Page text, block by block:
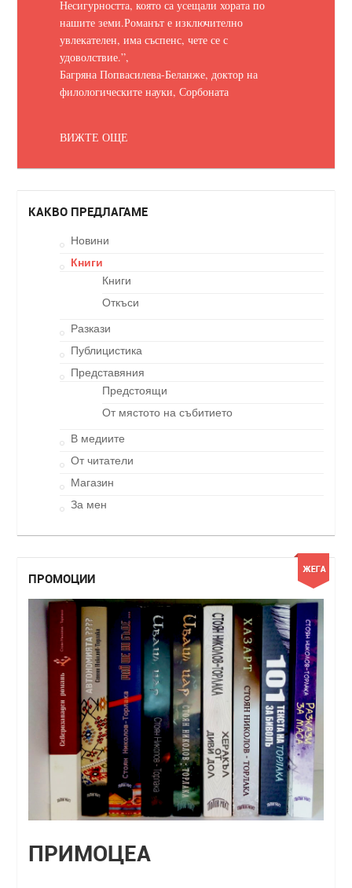
Несигурността, която са усещали хората по
нашите земи.Романът е изключително
увлекателен, има съспенс, чете се с
удоволствие.”,
Багряна Попвасилева-Беланже, доктор на
филологическите науки, Сорбоната
ВИЖТЕ ОЩЕ
КАКВО ПРЕДЛАГАМЕ
Новини
Книги
Книги
Откъси
Разкази
Публицистика
Представяния
Предстоящи
От мястото на събитието
В медиите
От читатели
Магазин
За мен
ПРОМОЦИИ
ПРИМОЦЕА